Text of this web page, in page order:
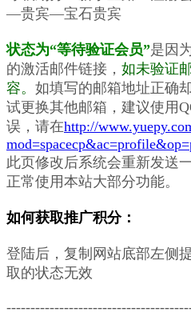
—贵宾—宝石贵宾
状态为“等待验证会员”是因
的激活邮件链接， 如未验证
容。 如填写的邮箱地址正确
试更换其他邮箱，建议使用
误，请在http://
此页修改后系统会重新发送
正常使用本站大部分功能。
如何获取推广积分：
登陆后，复制网站底部左侧
取的状态无效